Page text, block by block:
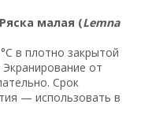
малая (Lemna
в плотно закрытой
от
Срок
— использовать в